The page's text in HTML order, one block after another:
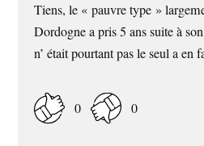
Tiens, le « pauvre type »
Dordogne a pris 5 ans suite à
n’ était pourtant pas le seul a en
0 0